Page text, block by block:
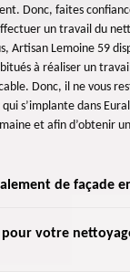
Donc, faites
un travail du
Artisan Lemoine 59
à réaliser un
Donc, il ne vous
s’implante dans
et afin d’obtenir
de façade
est l’opération
d’une maison.
pour votre